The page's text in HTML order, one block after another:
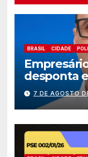
BRASIL CIDADE
desponta
nomes do
deputado
7 DE AGOSTO